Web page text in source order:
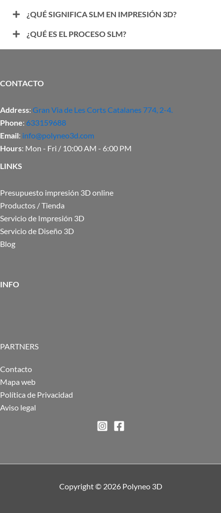
¿QUÉ SIGNIFICA SLM EN IMPRESIÓN 3D?
¿QUÉ ES EL PROCESO SLM?
CONTACTO
Address: Gran Via de Les Corts Catalanes 774, 2-4.
Phone: 633159688
Email: info@polyneo3d.com
Hours: Mon - Fri / 10:00 AM - 6:00 PM
LINKS
Presupuesto impresión 3D online
Productos / Tienda
Servicio de Impresión 3D
Servicio de Diseño 3D
Blog
INFO
PARTNERS
Contacto
Mapa web
Política de Privacidad
Aviso legal
Copyright © 2026 Polyneo 3D